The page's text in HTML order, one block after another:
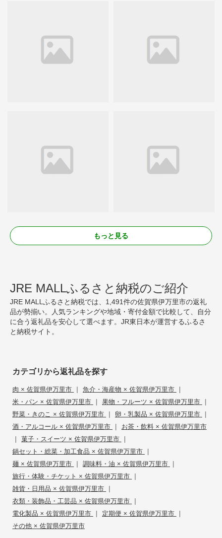
もっと見る
JRE MALLふるさと納税のご紹介
JRE MALLふるさと納税では、1,491件の佐賀県伊万里市の返礼
品が勢揃い。人気ランキングや地域・寄付金額で比較して、自分
に合う返礼品を安心して選べます。JR東日本が運営するふるさ
と納税サイト。
カテゴリから返礼品を探す
肉 × 佐賀県伊万里市 | 魚介・海産物 × 佐賀県伊万里市 |
米・パン × 佐賀県伊万里市 | 果物・フルーツ × 佐賀県伊万里市 |
野菜・きのこ × 佐賀県伊万里市 | 卵・乳製品 × 佐賀県伊万里市 |
酒・アルコール × 佐賀県伊万里市 | お茶・飲料 × 佐賀県伊万里市
| 菓子・スイーツ × 佐賀県伊万里市 |
鍋セット・総菜・加工食品 × 佐賀県伊万里市 |
麺 × 佐賀県伊万里市 | 調味料・油 × 佐賀県伊万里市 |
旅行・体験・チケット × 佐賀県伊万里市 |
雑貨・日用品 × 佐賀県伊万里市 |
衣類・装飾品・工芸品 × 佐賀県伊万里市 |
電化製品 × 佐賀県伊万里市 | 定期便 × 佐賀県伊万里市 |
その他 × 佐賀県伊万里市